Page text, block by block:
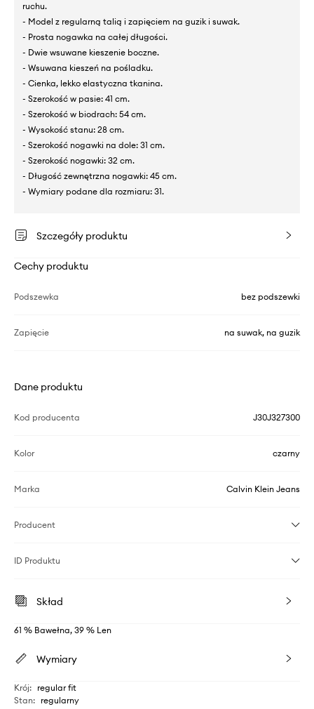
ruchu.
- Model z regularną talią i zapięciem na guzik i suwak.
- Prosta nogawka na całej długości.
- Dwie wsuwane kieszenie boczne.
- Wsuwana kieszeń na pośladku.
- Cienka, lekko elastyczna tkanina.
- Szerokość w pasie: 41 cm.
- Szerokość w biodrach: 54 cm.
- Wysokość stanu: 28 cm.
- Szerokość nogawki na dole: 31 cm.
- Szerokość nogawki: 32 cm.
- Długość zewnętrzna nogawki: 45 cm.
- Wymiary podane dla rozmiaru: 31.
Szczegóły produktu
Cechy produktu
Podszewka bez podszewki
Zapięcie na suwak, na guzik
Dane produktu
Kod producenta J30J327300
Kolor czarny
Marka Calvin Klein Jeans
Producent
ID Produktu
Skład
61 % Bawełna, 39 % Len
Wymiary
Krój: regular fit
Stan: regularny